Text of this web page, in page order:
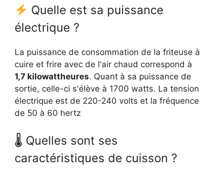
Quelle est sa puissance
électrique ?
La puissance de consommation de la friteuse à
cuire et frire avec de l'air chaud correspond à
1,7 kilowattheures. Quant à sa puissance de
sortie, celle-ci s'élève à 1700 watts. La tension
électrique est de 220-240 volts et la fréquence
de 50 à 60 hertz
🌡 Quelles sont ses
caractéristiques de cuisson ?